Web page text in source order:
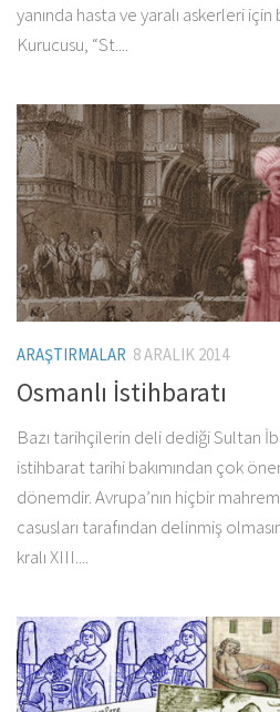
yanında hasta ve yaralı askerleri
Kurucusu, “St....
ARAŞTIRMALAR 8 ARALIK 2014
Osmanlı İstihbaratı
Bazı tarihçilerin deli dediği Sultan
istihbarat tarihi bakımından çok
dönemdir. Avrupa’nın hiçbir
casusları tarafından delinmiş
kralı XIII....